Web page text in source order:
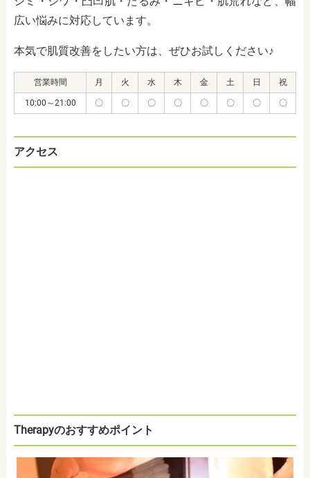
広い悩みに対応しています。
本気で肌質改善をしたい方は、ぜひお試しください♪
営業時間 月 火 水 木 金 土 日 祝
10:00～21:00 〇 〇 〇 〇 〇 〇 〇 〇
アクセス
Therapyのおすすめポイント